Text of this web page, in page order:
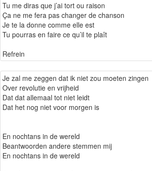
Tu me diras que j’ai tort ou raison
Ça ne me fera pas changer de chanson
Je te la donne comme elle est
Tu pourras en faire ce qu’il te plaît
Refrein
Je zal me zeggen dat ik niet zou moeten zingen
Over revolutie en vrijheid
Dat dat allemaal tot niet leidt
Dat het nog niet voor morgen is
En nochtans in de wereld
Beantwoorden andere stemmen mij
En nochtans in de wereld